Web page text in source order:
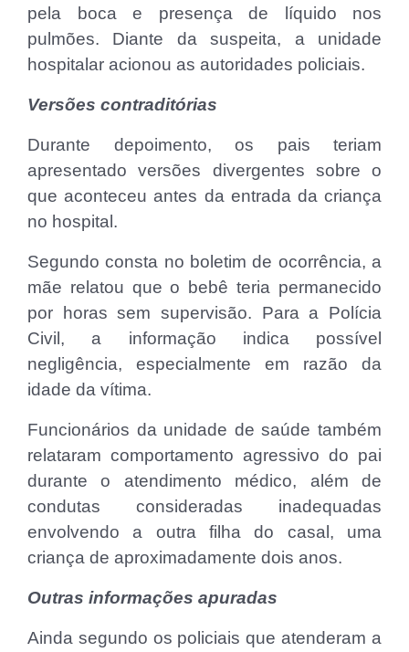
pela boca e presença de líquido nos
pulmões. Diante da suspeita, a unidade
hospitalar acionou as autoridades policiais.
Versões contraditórias
Durante depoimento, os pais teriam
apresentado versões divergentes sobre o
que aconteceu antes da entrada da criança
no hospital.
Segundo consta no boletim de ocorrência, a
mãe relatou que o bebê teria permanecido
por horas sem supervisão. Para a Polícia
Civil, a informação indica possível
negligência, especialmente em razão da
idade da vítima.
Funcionários da unidade de saúde também
relataram comportamento agressivo do pai
durante o atendimento médico, além de
condutas consideradas inadequadas
envolvendo a outra filha do casal, uma
criança de aproximadamente dois anos.
Outras informações apuradas
Ainda segundo os policiais que atenderam a